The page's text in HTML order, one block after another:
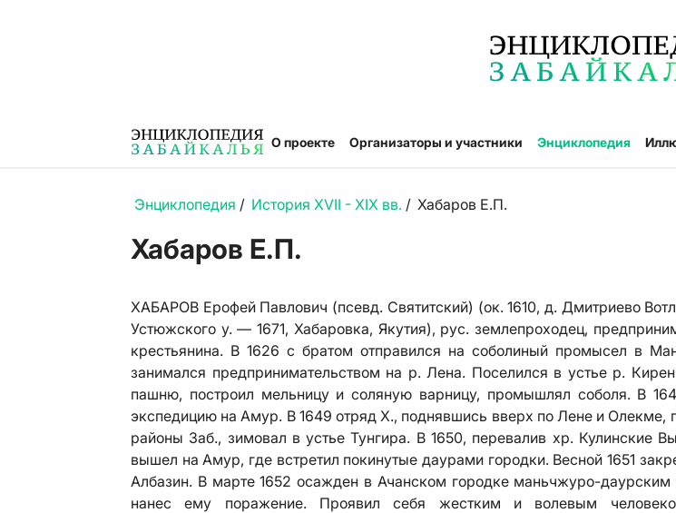
О проекте Организаторы и участники Энциклопедия
Энциклопедия / История XVII - XIX вв. / Хабаров Е.П.
Хабаров Е.П.
ХАБАРОВ Ерофей Павлович (псевд. Святитский) (ок. 1610, д. Дмитриево
Устюжского у. — 1671, Хабаровка, Якутия), рус. землепроходец,
крестьянина. В 1626 с братом отправился на соболиный промысел в
занимался предпринимательством на р. Лена. Поселился в устье р.
пашню, построил мельницу и соляную варницу, промышлял соболя. В
экспедицию на Амур. В 1649 отряд Х., поднявшись вверх по Лене и Олекме,
районы Заб., зимовал в устье Тунгира. В 1650, перевалив хр. Кулинские
вышел на Амур, где встретил покинутые даурами городки. Весной 1651
Албазин. В марте 1652 осажден в Ачанском городке маньчжуро-даурским
нанес ему поражение. Проявил себя жестким и волевым